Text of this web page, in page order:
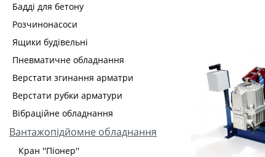
Бадді для бетону
Розчинонасоси
Ящики будівельні
Пневматичне обладнання
Верстати згинання арматри
Верстати рубки арматури
Вібраційне обладнання
Вантажопідйомне обладнання
Кран ''Піонер''